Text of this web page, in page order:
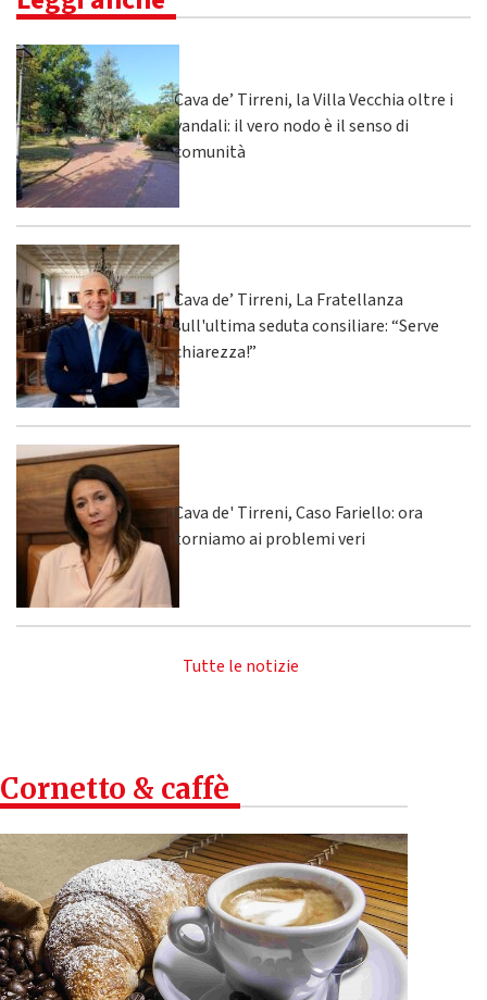
Cava de’ Tirreni, la Villa Vecchia oltre i
vandali: il vero nodo è il senso di
comunità
Cava de’ Tirreni, La Fratellanza
sull'ultima seduta consiliare: “Serve
chiarezza!”
Cava de' Tirreni, Caso Fariello: ora
torniamo ai problemi veri
Tutte le notizie
Cornetto & caffè